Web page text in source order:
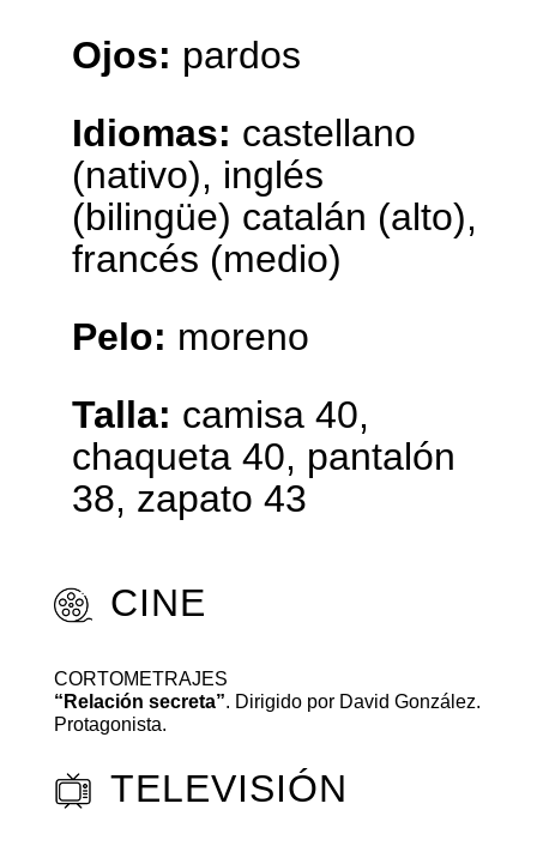
Ojos: pardos
Idiomas: castellano
(nativo), inglés
(bilingüe) catalán (alto),
francés (medio)
Pelo: moreno
Talla: camisa 40,
chaqueta 40, pantalón
38, zapato 43
CINE
CORTOMETRAJES
“Relación secreta”. Dirigido por David González.
Protagonista.
TELEVISIÓN